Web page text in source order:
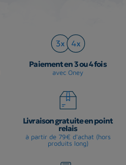
Paiement en 3 ou 4 fois
avec Oney
Livraison gratuite en point
relais
à partir de 79€ d'achat (hors
produits long)